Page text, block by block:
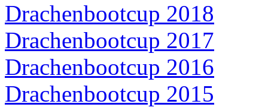
Drachenbootcup 2018
Drachenbootcup 2017
Drachenbootcup 2016
Drachenbootcup 2015